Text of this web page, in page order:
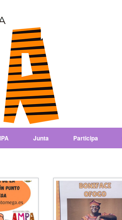
Junta Participa